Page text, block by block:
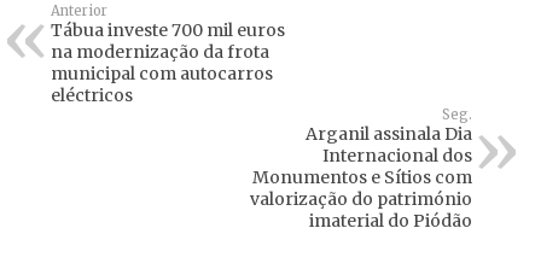
Anterior
Tábua investe 700 mil euros
na modernização da frota
municipal com autocarros
eléctricos
Seg.
Arganil assinala Dia
Internacional dos
Monumentos e Sítios com
valorização do património
imaterial do Piódão